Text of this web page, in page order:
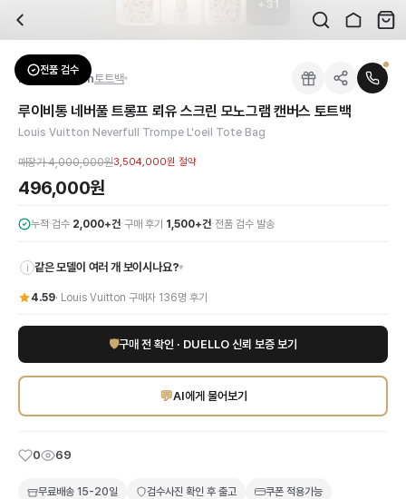
배송은 얼마나 걸리나요?
검수는 어떻게 진행되나요? 검수 사진을 받을 수 있나요?
전문 스태프가 실물 상품을 직접 확인한 후 검수 사진을 제공합니다. 가죽 재질,
교환이나 반품이 가능한가요?
수령 후 7일 이내 신청하시면 상품 하자, 사이즈 불일치, 고객 변심 모두 교환·반
쿠폰과 적립금을 함께 사용할 수 있나요?
네, 쿠폰과 적립금을 결제 시 함께 사용하실 수 있습니다. 적립금은 1,000원 이상
브랜드:
성별:여성
색상:베이지
가격:496,000원
루이비통의 시대를 초월한 우아함이 돋보이는 네버풀 모노그램 캔버스 트롱프 뢰
루이비통 네버풀 트롱프 뢰유 스크린 모노그램 캔버스 토트백
31
전품 검수
Louis Vuitton 토트백
루이비통 네버풀 트롱프 뢰유 스크린 모노그램 캔버스 토트백
Louis Vuitton Neverfull Trompe L'oeil Tote Bag
매장가4,000,000원3,504,000원 절약
496,000원
누적 검수 2,000+건·구매 후기 1,500+건· 전품 검수 발송
i 같은 모델이 여러 개 보이시나요?▾
4.59· Louis Vuitton 구매자 136명 후기
🛡구매 전 확인 · DUELLO 신뢰 보증 보기
💬AI에게 물어보기
0 69
무료배송 15-20일 검수사진 확인 후 출고 쿠폰 적용가능